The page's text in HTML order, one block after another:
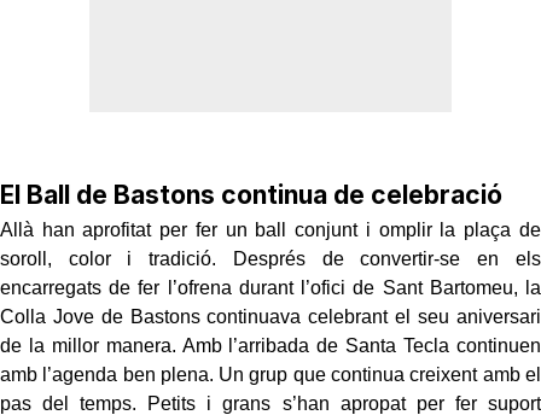
El Ball de Bastons continua de celebració
Allà han aprofitat per fer un ball conjunt i omplir la plaça de
soroll, color i tradició. Després de convertir-se en els
encarregats de fer l’ofrena durant l’ofici de Sant Bartomeu, la
Colla Jove de Bastons continuava celebrant el seu aniversari
de la millor manera. Amb l’arribada de Santa Tecla continuen
amb l’agenda ben plena. Un grup que continua creixent amb el
pas del temps. Petits i grans s’han apropat per fer suport